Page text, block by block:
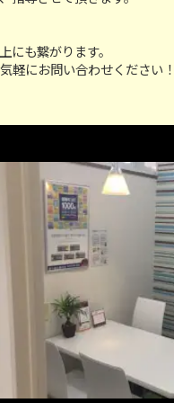
も繋がります。
軽にお問い合わせください！